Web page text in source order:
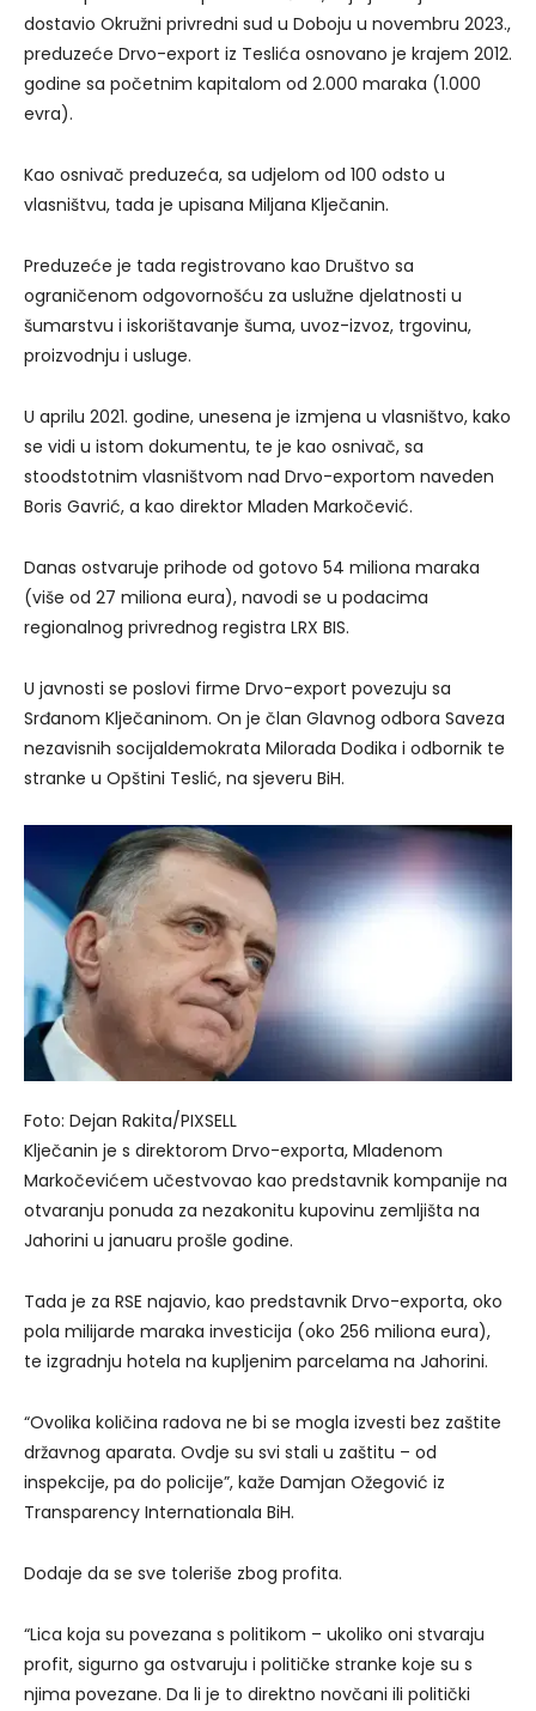
dostavio Okružni privredni sud u Doboju u novembru 2023.,
preduzeće Drvo-export iz Teslića osnovano je krajem 2012.
godine sa početnim kapitalom od 2.000 maraka (1.000
evra).
Kao osnivač preduzeća, sa udjelom od 100 odsto u
vlasništvu, tada je upisana Miljana Klječanin.
Preduzeće je tada registrovano kao Društvo sa
ograničenom odgovornošću za uslužne djelatnosti u
šumarstvu i iskorištavanje šuma, uvoz-izvoz, trgovinu,
proizvodnju i usluge.
U aprilu 2021. godine, unesena je izmjena u vlasništvo, kako
se vidi u istom dokumentu, te je kao osnivač, sa
stoodstotnim vlasništvom nad Drvo-exportom naveden
Boris Gavrić, a kao direktor Mladen Markočević.
Danas ostvaruje prihode od gotovo 54 miliona maraka
(više od 27 miliona eura), navodi se u podacima
regionalnog privrednog registra LRX BIS.
U javnosti se poslovi firme Drvo-export povezuju sa
Srđanom Klječaninom. On je član Glavnog odbora Saveza
nezavisnih socijaldemokrata Milorada Dodika i odbornik te
stranke u Opštini Teslić, na sjeveru BiH.
Foto: Dejan Rakita/PIXSELL
Klječanin je s direktorom Drvo-exporta, Mladenom
Markočevićem učestvovao kao predstavnik kompanije na
otvaranju ponuda za nezakonitu kupovinu zemljišta na
Jahorini u januaru prošle godine.
Tada je za RSE najavio, kao predstavnik Drvo-exporta, oko
pola milijarde maraka investicija (oko 256 miliona eura),
te izgradnju hotela na kupljenim parcelama na Jahorini.
“Ovolika količina radova ne bi se mogla izvesti bez zaštite
državnog aparata. Ovdje su svi stali u zaštitu – od
inspekcije, pa do policije”, kaže Damjan Ožegović iz
Transparency Internationala BiH.
Dodaje da se sve toleriše zbog profita.
“Lica koja su povezana s politikom – ukoliko oni stvaraju
profit, sigurno ga ostvaruju i političke stranke koje su s
njima povezane. Da li je to direktno novčani ili politički